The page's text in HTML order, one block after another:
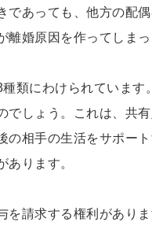
であっても、他方の配
離婚原因を作ってしま
類にわけられていま
でしょう。これは、共
の相手の生活をサポー
あります。
を請求する権利があり